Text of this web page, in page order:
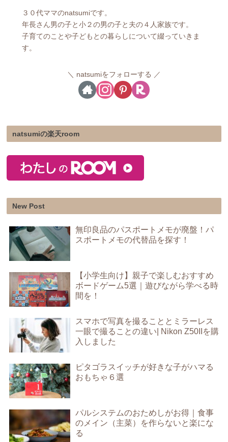
３０代ママのnatsumiです。
年長さん男の子と小２の男の子と夫の４人家族です。
子育てのことや子どもとの暮らしについて綴っていきま
す。
natsumiをフォローする
natsumiの楽天room
New Post
無印良品のパスポートメモが廃盤！パ
スポートメモの代替品を探す！
【小学生向け】親子で楽しむおすすめ
ボードゲーム5選｜遊びながら学べる時
間を！
スマホで写真を撮ることとミラーレス
一眼で撮ることの違い| Nikon Z50IIを購
入しました
ピタゴラスイッチが好きな子がハマる
おもちゃ６選
パルシステムのおためしがお得｜食事
のメイン（主菜）を作らないと楽にな
る